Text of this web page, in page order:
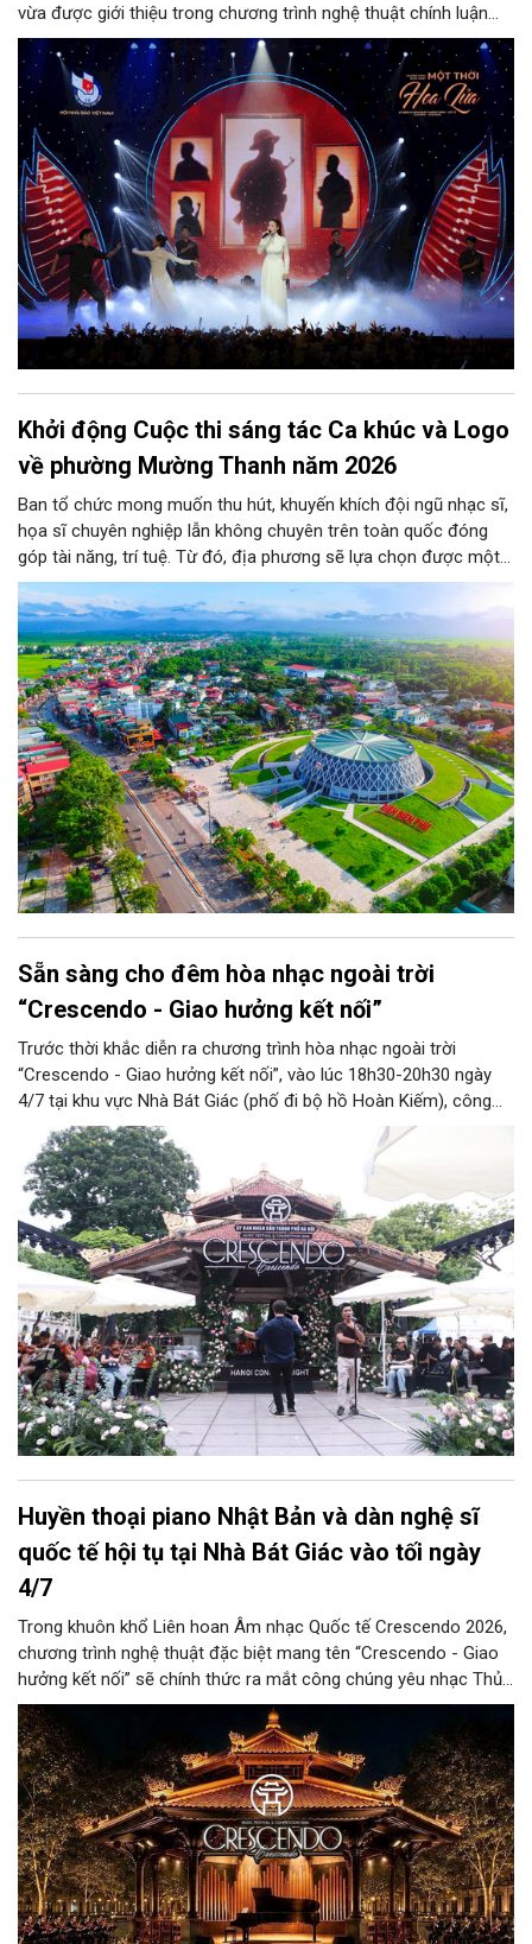
vừa được giới thiệu trong chương trình nghệ thuật chính luận
“Một thời hoa lửa” do Hội Nhà báo Việt Nam phối hợp với các
đơn vị tổ chức tại Hà Nội tối 22/7. Qua chất giọng giàu nội lực
và cảm xúc của Quán quân Sao Mai 2017 Thu Thủy cùng tiếng
cello của nghệ sĩ Thiên Nga, tiếng guitar của nghệ sĩ Thanh
Tùng, ca khúc đã góp phần lan tỏa thông điệp tri ân sâu sắc.
Khởi động Cuộc thi sáng tác Ca khúc và Logo
về phường Mường Thanh năm 2026
Ban tổ chức mong muốn thu hút, khuyến khích đội ngũ nhạc sĩ,
họa sĩ chuyên nghiệp lẫn không chuyên trên toàn quốc đóng
góp tài năng, trí tuệ. Từ đó, địa phương sẽ lựa chọn được một
biểu trưng chính thức cùng những ca khúc tiêu biểu mang tính
khái quát cao, phản ánh chân thực bản sắc độc đáo và dòng
chảy phát triển của phường.
Sẵn sàng cho đêm hòa nhạc ngoài trời
“Crescendo - Giao hưởng kết nối”
Trước thời khắc diễn ra chương trình hòa nhạc ngoài trời
“Crescendo - Giao hưởng kết nối”, vào lúc 18h30-20h30 ngày
4/7 tại khu vực Nhà Bát Giác (phố đi bộ hồ Hoàn Kiếm), công
tác chuẩn bị đang được khẩn trương hoàn thiện. Ngay trong
buổi sáng cùng ngày, BTC cùng các nghệ sĩ tham gia biểu diễn
đã có buổi tổng duyệt cho chương trình nghệ thuật đặc biệt
này.
Huyền thoại piano Nhật Bản và dàn nghệ sĩ
quốc tế hội tụ tại Nhà Bát Giác vào tối ngày
4/7
Trong khuôn khổ Liên hoan Âm nhạc Quốc tế Crescendo 2026,
chương trình nghệ thuật đặc biệt mang tên “Crescendo - Giao
hưởng kết nối” sẽ chính thức ra mắt công chúng yêu nhạc Thủ
đô vào tối ngày 4/7. Sự kiện diễn ra tại Nhà Bát Giác – một
không gian đậm màu sắc văn hóa nằm bên vườn hoa Tượng
đài Vua Lý Thái Tổ, ngay cạnh hồ Hoàn Kiếm thơ mộng.